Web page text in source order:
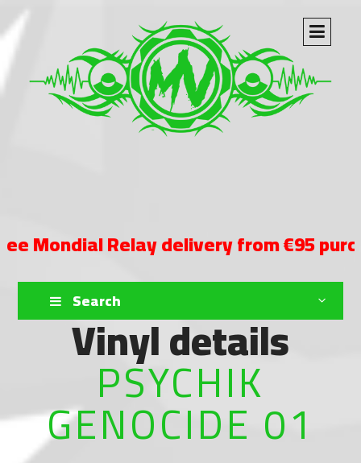
Relay delivery from €95 purchase
Search
Vinyl details
PSYCHIK
GENOCIDE 01